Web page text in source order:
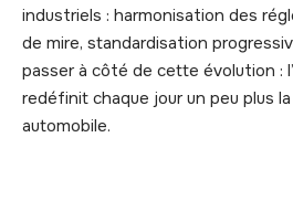
industriels : harmonisation des
de mire, standardisation
passer à côté de cette évolution :
redéfinit chaque jour un peu plus
automobile.